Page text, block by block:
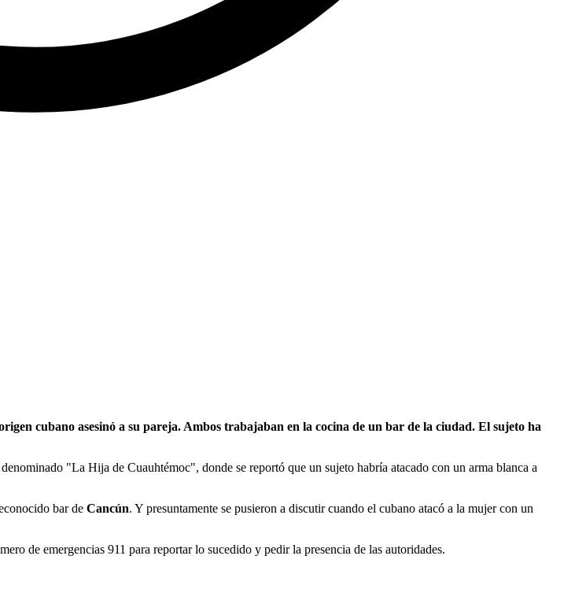
cubano asesinó a su pareja. Ambos trabajaban en la cocina de un bar de la ciudad. El sujeto ha
"La Hija de Cuauhtémoc", donde se reportó que un sujeto habría atacado con un arma blanca a
bar de Cancún. Y presuntamente se pusieron a discutir cuando el cubano atacó a la mujer con un
de emergencias 911 para reportar lo sucedido y pedir la presencia de las autoridades.